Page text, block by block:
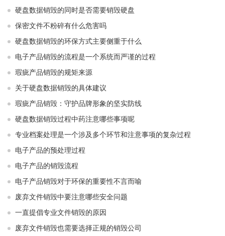
硬盘数据销毁的同时是否需要销毁硬盘
保密文件不粉碎有什么危害吗
硬盘数据销毁的环保方式主要侧重于什么
电子产品销毁的流程是一个系统而严谨的过程
瑕疵产品销毁的规矩来源
关于硬盘数据销毁的具体建议
瑕疵产品销毁：守护品牌形象的坚实防线
硬盘数据销毁过程中药注意哪些事项呢
专业档案处理是一个涉及多个环节和注意事项的复杂过程
电子产品的预处理过程
电子产品的销毁流程
电子产品销毁对于环保的重要性不言而喻
废弃文件销毁中要注意哪些安全问题
一直提倡专业文件销毁的原因
废弃文件销毁也需要选择正规的销毁公司